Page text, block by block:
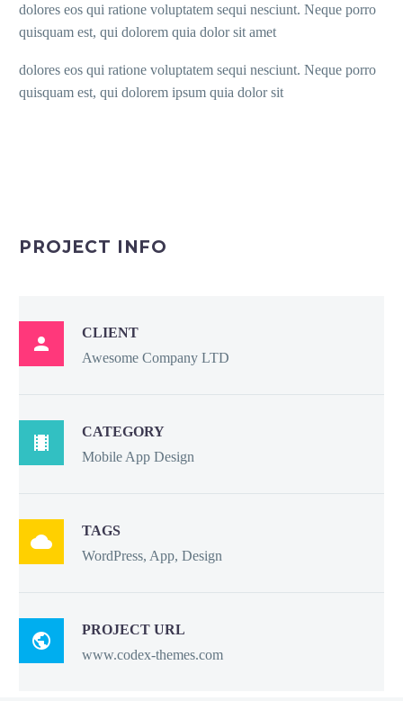
dolores eos qui ratione voluptatem sequi nesciunt. Neque porro
quisquam est, qui dolorem quia dolor sit amet
dolores eos qui ratione voluptatem sequi nesciunt. Neque porro
quisquam est, qui dolorem ipsum quia dolor sit
PROJECT INFO

CLIENT
Awesome Company LTD

CATEGORY
Mobile App Design

TAGS
WordPress, App, Design

PROJECT URL
www.codex-themes.com